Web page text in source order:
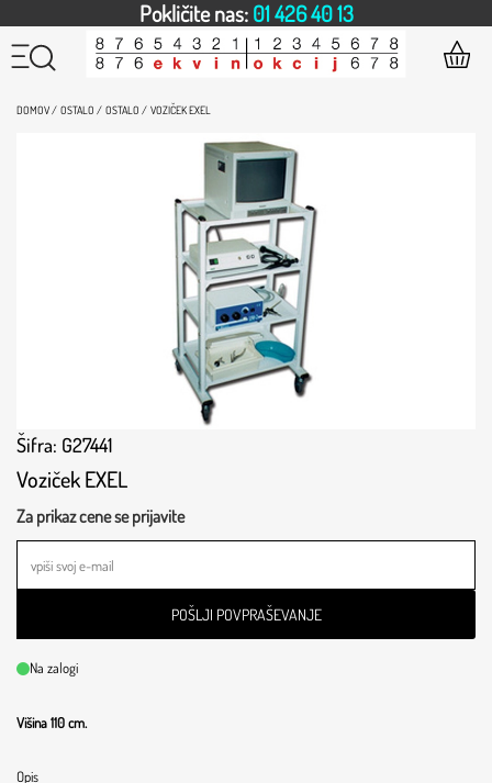
Pokličite nas:01 426 40 13
DOMOV / OSTALO / OSTALO / VOZIČEK EXEL
Šifra: G27441
Voziček EXEL
Za prikaz cene se prijavite
POŠLJI POVPRAŠEVANJE
Na zalogi
Višina 110 cm.
Opis